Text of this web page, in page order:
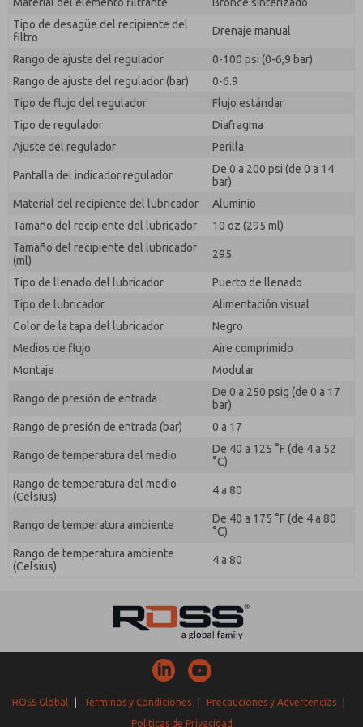
Tipo de desagüe del recipiente del
filtro
Drenaje manual
Rango de ajuste del regulador
0-100 psi (0-6,9 bar)
Rango de ajuste del regulador (bar)
0-6.9
Tipo de flujo del regulador
Flujo estándar
Tipo de regulador
Diafragma
Ajuste del regulador
Perilla
Pantalla del indicador regulador
De 0 a 200 psi (de 0 a 14
bar)
Material del recipiente del lubricador
Aluminio
Tamaño del recipiente del lubricador
10 oz (295 ml)
Tamaño del recipiente del lubricador
(ml)
295
Tipo de llenado del lubricador
Puerto de llenado
Tipo de lubricador
Alimentación visual
Color de la tapa del lubricador
Negro
Medios de flujo
Aire comprimido
Montaje
Modular
Rango de presión de entrada
De 0 a 250 psig (de 0 a 17
bar)
Rango de presión de entrada (bar)
0 a 17
Rango de temperatura del medio
De 40 a 125 °F (de 4 a 52
°C)
Rango de temperatura del medio
(Celsius)
4 a 80
Rango de temperatura ambiente
De 40 a 175 °F (de 4 a 80
°C)
Rango de temperatura ambiente
(Celsius)
4 a 80
responder a mi solicitud. Al enviar el formulario de
contacto, acepto el procesamiento.
ROSS Global Términos y Condiciones Precauciones y Advertencias
Políticas de Privacidad